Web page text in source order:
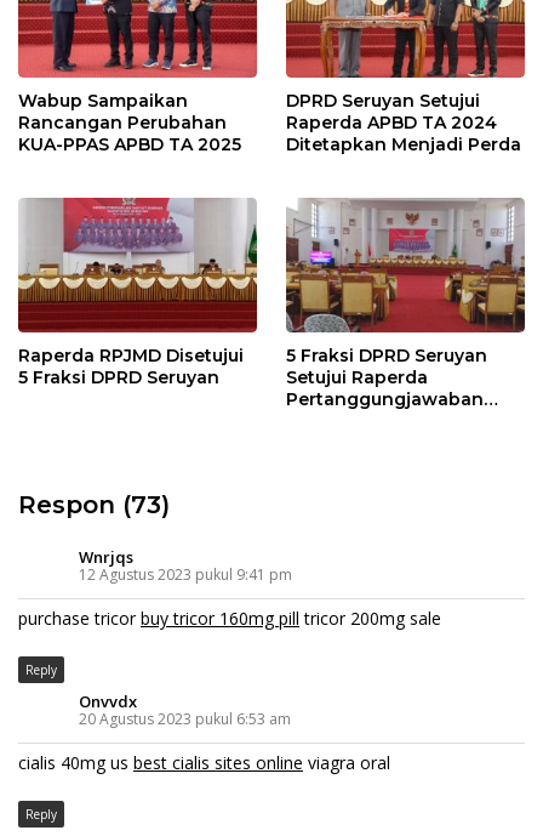
Wabup Sampaikan
Rancangan Perubahan
KUA-PPAS APBD TA 2025
DPRD Seruyan Setujui
Raperda APBD TA 2024
Ditetapkan Menjadi Perda
Raperda RPJMD Disetujui
5 Fraksi DPRD Seruyan
5 Fraksi DPRD Seruyan
Setujui Raperda
Pertanggungjawaban
Respon (73)
Wnrjqs
12 Agustus 2023 pukul 9:41 pm
purchase tricorbuy tricor 160mg pill tricor 200mg sale
Reply
Onvvdx
20 Agustus 2023 pukul 6:53 am
cialis 40mg us best cialis sites online viagra oral
Reply